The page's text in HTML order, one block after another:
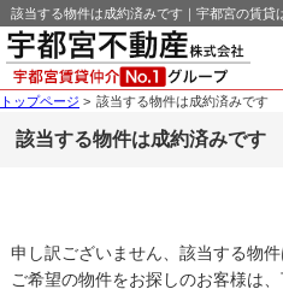
該当する物件は成約済みです｜宇都宮の賃貸
トップページ > 該当する物件は成約済みです
該当する物件は成約済みです
申し訳ございません、該当する物件
ご希望の物件をお探しのお客様は